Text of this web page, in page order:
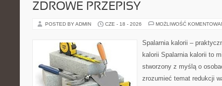
ZDROWE PRZEPISY
POSTED BY ADMIN CZE - 18 - 2026 MOŻLIWOŚĆ
Spalarnia kalorii –
kalorii Spalarnia kalorii to
stworzony z myślą o
zrozumieć temat redukcji